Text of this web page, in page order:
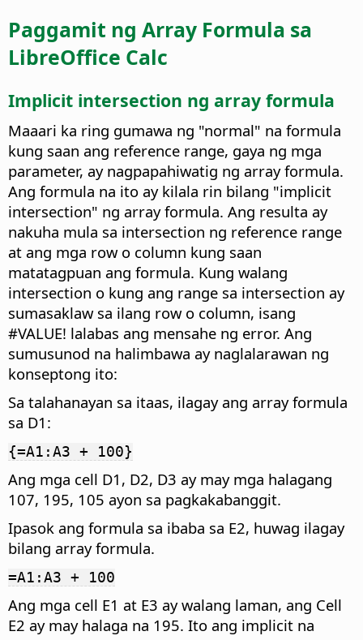
Paggamit ng Array Formula sa
LibreOffice Calc
Implicit intersection ng array formula
Maaari ka ring gumawa ng "normal" na formula
kung saan ang reference range, gaya ng mga
parameter, ay nagpapahiwatig ng array formula.
Ang formula na ito ay kilala rin bilang "implicit
intersection" ng array formula. Ang resulta ay
nakuha mula sa intersection ng reference range
at ang mga row o column kung saan
matatagpuan ang formula. Kung walang
intersection o kung ang range sa intersection ay
sumasaklaw sa ilang row o column, isang
#VALUE! lalabas ang mensahe ng error. Ang
sumusunod na halimbawa ay naglalarawan ng
konseptong ito:
Sa talahanayan sa itaas, ilagay ang array formula
sa D1:
{=A1:A3 + 100}
Ang mga cell D1, D2, D3 ay may mga halagang
107, 195, 105 ayon sa pagkakabanggit.
Ipasok ang formula sa ibaba sa E2, huwag ilagay
bilang array formula.
=A1:A3 + 100
Ang mga cell E1 at E3 ay walang laman, ang Cell
E2 ay may halaga na 195. Ito ang implicit na